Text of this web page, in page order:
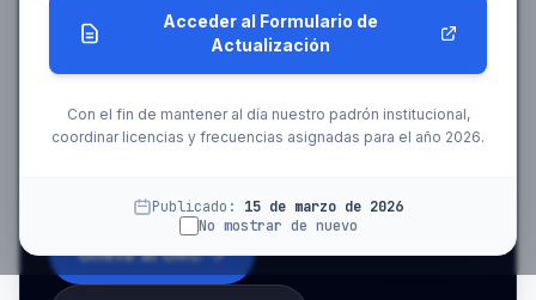
Acceder al Formulario de
Actualización
Con el fin de mantener al día nuestro padrón institucional,
coordinar licencias y frecuencias asignadas para el año 2026.
Publicado: 15 de marzo de 2026
No mostrar de nuevo
Fundado en 1923 y portador del histórico
indicativoHC2GRC, somos el club pionero de la
radioafición en el Ecuador. Conectamos
comunidades, capacitamos operadores y
Únete al GRC